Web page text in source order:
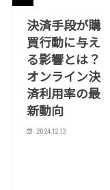
決済手段が購
買行動に与え
る影響とは？
オンライン決
済利用率の最
新動向
2024.12.13